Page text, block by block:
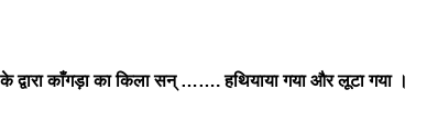
द्वारा काँगड़ा का किला सन् ……. हथियाया गया और लूटा गया ।